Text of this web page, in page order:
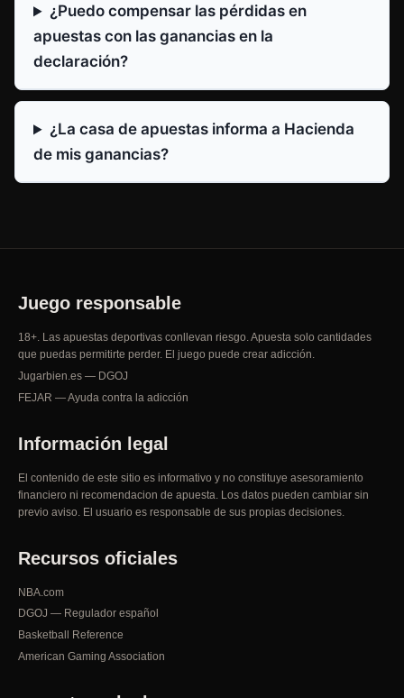
¿Puedo compensar las pérdidas en
apuestas con las ganancias en la
declaración?
¿La casa de apuestas informa a Hacienda
de mis ganancias?
Juego responsable
18+. Las apuestas deportivas conllevan riesgo. Apuesta solo cantidades
que puedas permitirte perder. El juego puede crear adicción.
Jugarbien.es — DGOJ
FEJAR — Ayuda contra la adicción
Información legal
El contenido de este sitio es informativo y no constituye asesoramiento
financiero ni recomendacion de apuesta. Los datos pueden cambiar sin
previo aviso. El usuario es responsable de sus propias decisiones.
Recursos oficiales
NBA.com
DGOJ — Regulador español
Basketball Reference
American Gaming Association